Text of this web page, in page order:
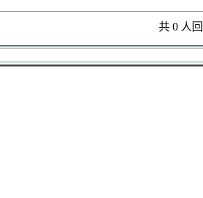
共 0 人